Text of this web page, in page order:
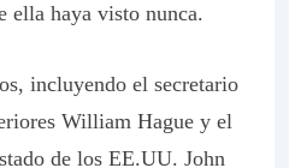
ella haya visto nunca.
incluyendo el secretario
William Hague y el
de los EE.UU. John